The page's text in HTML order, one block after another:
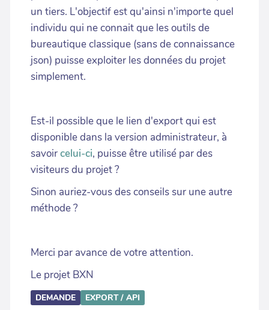
un tiers. L'objectif est qu'ainsi n'importe quel
individu qui ne connait que les outils de
bureautique classique (sans de connaissance
json) puisse exploiter les données du projet
simplement.
Est-il possible que le lien d'export qui est
disponible dans la version administrateur, à
savoircelui-ci, puisse être utilisé par des
visiteurs du projet ?
Sinon auriez-vous des conseils sur une autre
méthode ?
Merci par avance de votre attention.
Le projet BXN
DEMANDE EXPORT / API